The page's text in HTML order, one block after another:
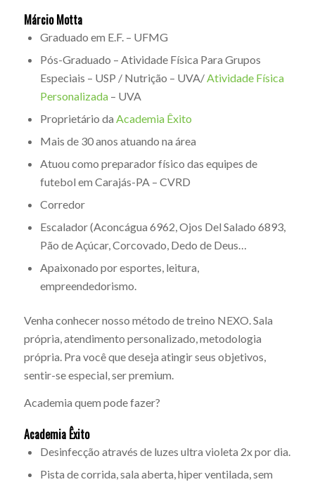
Márcio Motta
Graduado em E.F. – UFMG
Pós-Graduado – Atividade Física Para Grupos
Especiais – USP / Nutrição – UVA/ Atividade Física
Personalizada– UVA
Proprietário da Academia Êxito
Mais de 30 anos atuando na área
Atuou como preparador físico das equipes de
futebol em Carajás-PA – CVRD
Corredor
Escalador (Aconcágua 6962, Ojos Del Salado 6893,
Pão de Açúcar, Corcovado, Dedo de Deus…
Apaixonado por esportes, leitura,
empreendedorismo.
Venha conhecer nosso método de treino NEXO. Sala
própria, atendimento personalizado, metodologia
própria. Pra você que deseja atingir seus objetivos,
sentir-se especial, ser premium.
Academia quem pode fazer?
Academia Êxito
Desinfecção através de luzes ultra violeta 2x por dia.
Pista de corrida, sala aberta, hiper ventilada, sem